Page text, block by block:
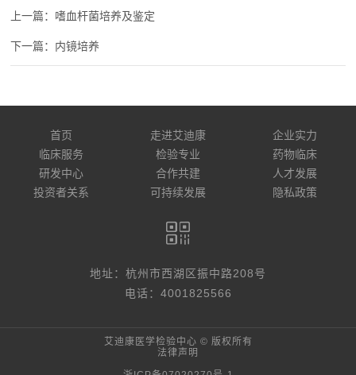
嗜血杆菌培养及鉴定
内镜培养
首页 走进艾迪康
企业实力
临床服务
检验专业
药物临床
研发中心
合作共建
人才发展
投资者关系
可持续发展 隐私政策
地址：杭州市西湖区振中路208号
电话：4001825566
艾迪康医学检验中心 © 版权所有
法律声明